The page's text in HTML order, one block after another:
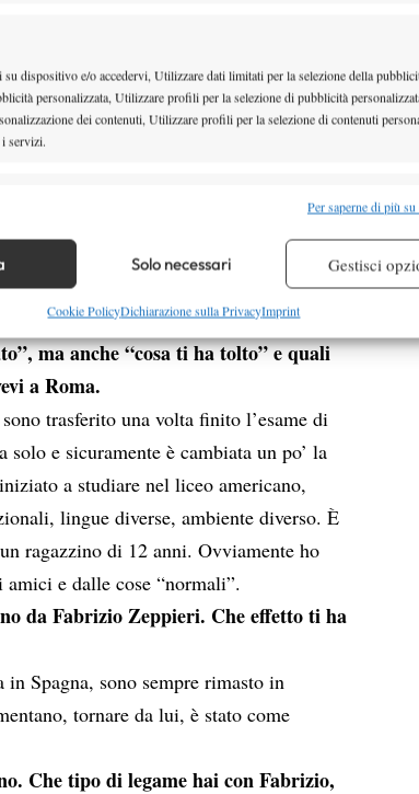
dispositivo e/o accedervi, Utilizzare dati limitati per la selezione della
personalizzata, Utilizzare profili per la selezione di pubblicità
dei contenuti, Utilizzare profili per la selezione di contenuti
servizi.
base alle informazioni trasmesse automaticamente.
prevenire e rilevare frodi, correggere errori,
pubblicità e contenuto, Salvare e comunicare le
Per saperne di più
Solo necessari Gestisci
Cookie PolicyDichiarazione sulla PrivacyImprint
mi sono spostato al Club Nomentano da
con più serietà e a credere che
Quando l’hai capito?
in Spagna, la scelta l’ho fatta già in
alla Rafa Nadal Academy?
i suoi lati positivi e sono contento di
felice di aver vissuto un’esperienza
ma anche “cosa ti ha tolto” e quali
a Roma.
trasferito una volta finito l’esame di
e sicuramente è cambiata un po’ la
a studiare nel liceo americano,
lingue diverse, ambiente diverso. È
ragazzino di 12 anni. Ovviamente ho
e dalle cose “normali”.
da Fabrizio Zeppieri. Che effetto ti ha
in Spagna, sono sempre rimasto in
tornare da lui, è stato come
Che tipo di legame hai con Fabrizio,